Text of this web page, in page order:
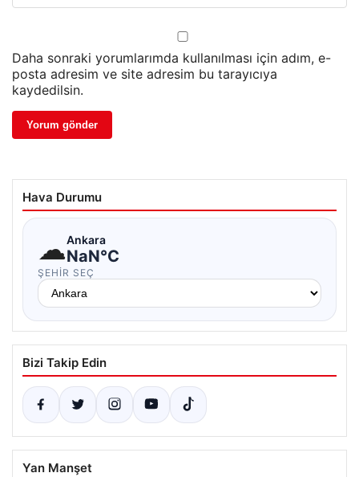
Daha sonraki yorumlarımda kullanılması için adım, e-
posta adresim ve site adresim bu tarayıcıya
kaydedilsin.
Hava Durumu
☁Ankara
NaN°C
ŞEHIR SEÇ
Bizi Takip Edin
Yan Manşet